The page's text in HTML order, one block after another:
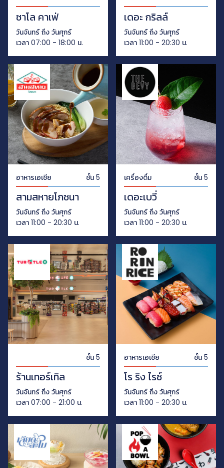
ซาโล คาเฟ่
วันจันทร์ ถึง วันศุกร์
เวลา 07:00 - 18:00 น.
เดอะ กริลล์
วันจันทร์ ถึง วันศุกร์
เวลา 11:00 - 20:30 น.
อาหารเอเชีย ชั้น 5
สามสหายโภชนา
วันจันทร์ ถึง วันศุกร์
เวลา 11:00 - 20:30 น.
เครื่องดื่ม ชั้น 5
เดอะเบวี่
วันจันทร์ ถึง วันศุกร์
เวลา 11:00 - 20:30 น.
ชั้น 5
ร้านเทอร์เทิล
วันจันทร์ ถึง วันศุกร์
เวลา 07:00 - 21:00 น.
อาหารเอเชีย ชั้น 5
โร ริง ไรซ์
วันจันทร์ ถึง วันศุกร์
เวลา 11:00 - 20:30 น.